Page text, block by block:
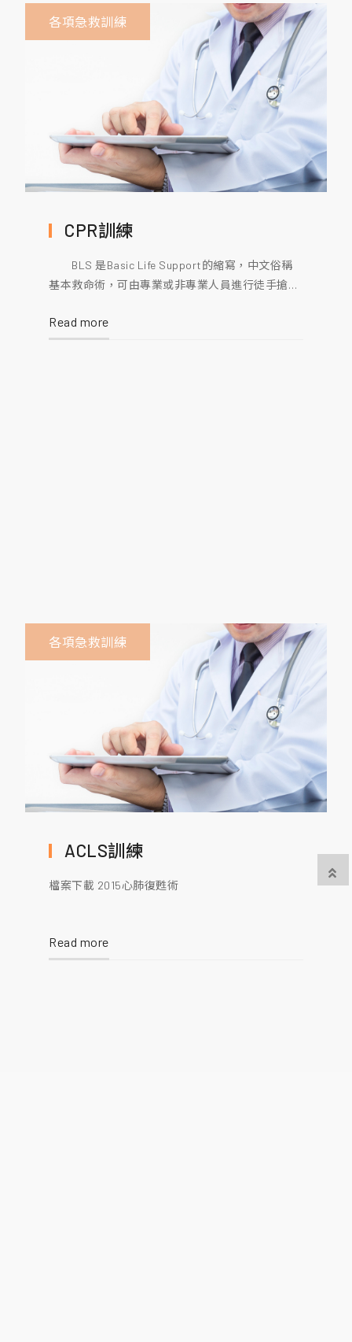
各項急救訓練
CPR訓練
BLS 是Basic Life Support的縮寫，中文俗稱
基本救命術，可由專業或非專業人員進行徒手搶
顫器(Automatic External Defibrillator, AED)的使
用流程，以及哈姆立克急救法(Heimlich maneu
Read more
各項急救訓練
ACLS訓練
檔案下載 2015心肺復甦術
Read more